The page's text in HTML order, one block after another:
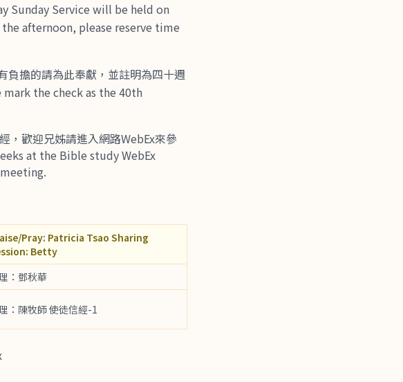
Sunday Service will be held on
afternoon, please reserve time
負擔的請為此奉獻，並註明為四十週
the check as the 40th
，歡迎兄姊請進入網路WebEx來參
at the Bible study WebEx
Pray: Patricia Tsao Sharing
Betty
：鄧秋華
：陳牧師 使徒信經-1